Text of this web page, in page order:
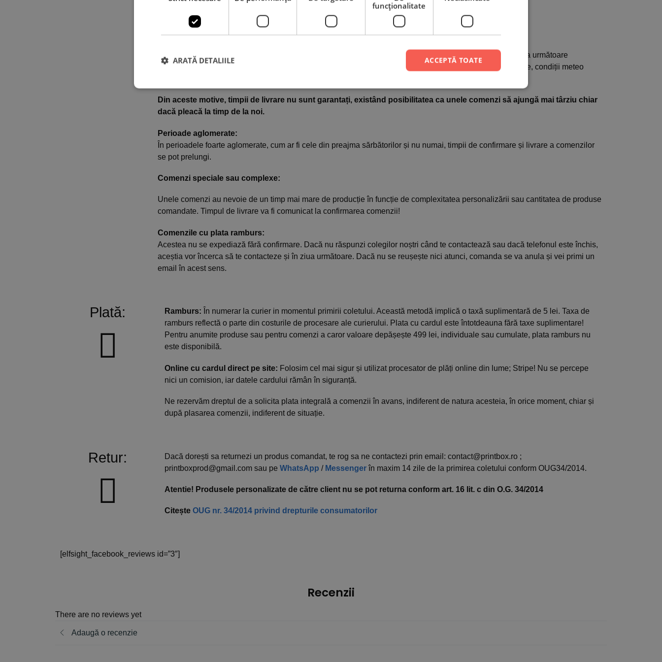
Comenzile plasate și confirmate joi vor pleca vineri și vor ajunge luni.
Comenzile plasate vineri, sâmbătă și duminică vor pleca luni/marti și vor ajunge marți/miercuri.
Pot exista situații în care, din motive independente de noi, GLS să nu reușească să livreze comanda în ziua următoare
expediției, iar termenul de livrare se poate prelungi cu o zi lucrătoare. Aceste situații includ accidente rutiere, condiții meteo
Din aceste motive, timpii de livrare nu sunt garantați, existând posibilitatea ca unele comenzi să ajungă mai târziu chiar
dacă pleacă la timp de la noi.
Perioade aglomerate:
În perioadele foarte aglomerate, cum ar fi cele din preajma sărbătorilor și nu numai, timpii de confirmare și livrare a comenzilor
se pot prelungi.
Comenzi speciale sau complexe:
Unele comenzi au nevoie de un timp mai mare de producție în funcție de complexitatea personalizării sau cantitatea de produse
comandate. Timpul de livrare va fi comunicat la confirmarea comenzii!
Comenzile cu plata ramburs:
Acestea nu se expediază fără confirmare. Dacă nu răspunzi colegilor noștri când te contactează sau dacă telefonul este închis,
aceștia vor încerca să te contacteze și în ziua următoare. Dacă nu se reușește nici atunci, comanda se va anula și vei primi un
email în acest sens.
Plată: Ramburs: În numerar la curier in momentul primirii coletului. Această metodă implică o taxă suplimentară de 5 lei. Taxa de
ramburs reflectă o parte din costurile de procesare ale curierului. Plata cu cardul este întotdeauna fără taxe suplimentare!
Pentru anumite produse sau pentru comenzi a caror valoare depășește 499 lei, individuale sau cumulate, plata ramburs nu
este disponibilă.
Online cu cardul direct pe site: Folosim cel mai sigur și utilizat procesator de plăți online din lume; Stripe! Nu se percepe
nici un comision, iar datele cardului rămân în siguranță.
Ne rezervăm dreptul de a solicita plata integrală a comenzii în avans, indiferent de natura acesteia, în orice moment, chiar și
după plasarea comenzii, indiferent de situație.
Retur:
Dacă dorești sa returnezi un produs comandat, te rog sa ne contactezi prin email: contact@printbox.ro ;
printboxprod@gmail.com sau peWhatsApp / Messenger în maxim 14 zile de la primirea coletului conform OUG34/2014.
Atentie! Produsele personalizate de către client nu se pot returna conform art. 16 lit. c din O.G. 34/2014
CiteșteOUG nr. 34/2014 privind drepturile consumatorilor
[elfsight_facebook_reviews id=”3″]
Recenzii
There are no reviews yet
Adaugă o recenzie
funcţionalitate
ACCEPTĂ TOATE
ARATĂ DETALIILE